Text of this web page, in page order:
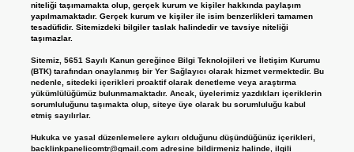
niteliği taşımamakta olup, gerçek kurum ve kişiler hakkında paylaşım
yapılmamaktadır. Gerçek kurum ve kişiler ile isim benzerlikleri tamamen
tesadüfidir. Sitemizdeki bilgiler taslak halindedir ve tavsiye niteliği
taşımazlar.
Sitemiz, 5651 Sayılı Kanun gereğince Bilgi Teknolojileri ve İletişim Kurumu
(BTK) tarafından onaylanmış bir Yer Sağlayıcı olarak hizmet vermektedir. Bu
nedenle, sitedeki içerikleri proaktif olarak denetleme veya araştırma
yükümlülüğümüz bulunmamaktadır. Ancak, üyelerimiz yazdıkları içeriklerin
sorumluluğunu taşımakta olup, siteye üye olarak bu sorumluluğu kabul
etmiş sayılırlar.
Hukuka ve yasal düzenlemelere aykırı olduğunu düşündüğünüz içerikleri,
backlinkpanelicomtr@gmail.comadresine bildirmeniz halinde, ilgili